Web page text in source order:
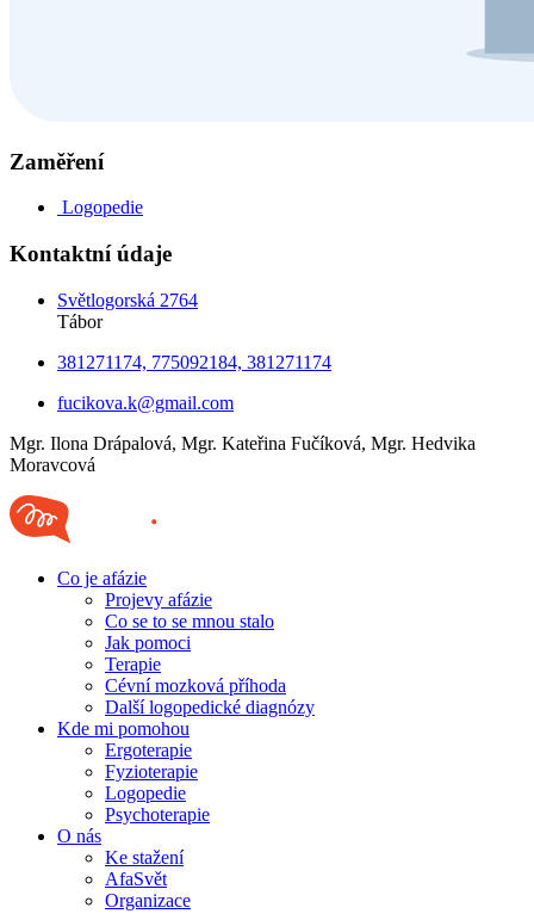
Zaměření
Logopedie
Kontaktní údaje
Světlogorská 2764
Tábor
381271174, 775092184, 381271174
fucikova.k@gmail.com
Mgr. Ilona Drápalová, Mgr. Kateřina Fučíková, Mgr. Hedvika
Moravcová
Co je afázie
Projevy afázie
Co se to se mnou stalo
Jak pomoci
Terapie
Cévní mozková příhoda
Další logopedické diagnózy
Kde mi pomohou
Ergoterapie
Fyzioterapie
Logopedie
Psychoterapie
O nás
Ke stažení
AfaSvět
Organizace